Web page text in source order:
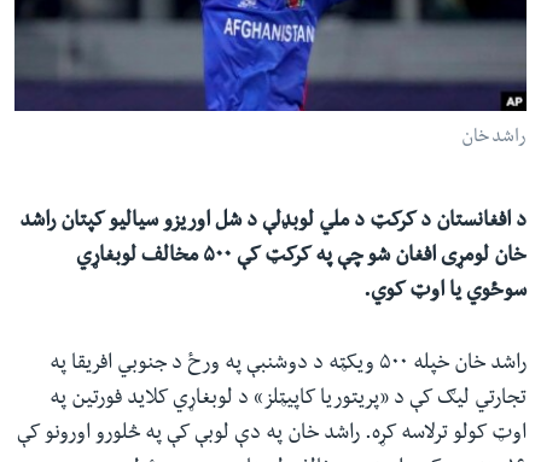
شئ
ځای
راشد خان
د افغانستان د کرکټ د ملي لوبډلې د شل اوریزو سیالیو کپتان راشد
خان لومړی افغان شو چې په کرکټ کې ۵۰۰ مخالف لوبغاړي
سوځوي یا اوټ کوي.
راشد خان خپله ۵۰۰ ویکټه د دوشنبې په ورځ د جنوبي افریقا په
تجارتي لیګ کې د «پریتوریا کاپیټلز» د لوبغاړي کلاید فورتین په
اوټ کولو ترلاسه کړه. راشد خان په دې لوبې کې په څلورو اورونو کې